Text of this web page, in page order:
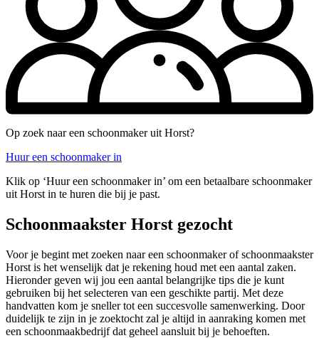
Op zoek naar een schoonmaker uit Horst?
Huur een schoonmaker in
Klik op ‘Huur een schoonmaker in’ om een betaalbare schoonmaker
uit Horst in te huren die bij je past.
Schoonmaakster Horst gezocht
Voor je begint met zoeken naar een schoonmaker of schoonmaakster
Horst is het wenselijk dat je rekening houd met een aantal zaken.
Hieronder geven wij jou een aantal belangrijke tips die je kunt
gebruiken bij het selecteren van een geschikte partij. Met deze
handvatten kom je sneller tot een succesvolle samenwerking. Door
duidelijk te zijn in je zoektocht zal je altijd in aanraking komen met
een schoonmaakbedrijf dat geheel aansluit bij je behoeften.